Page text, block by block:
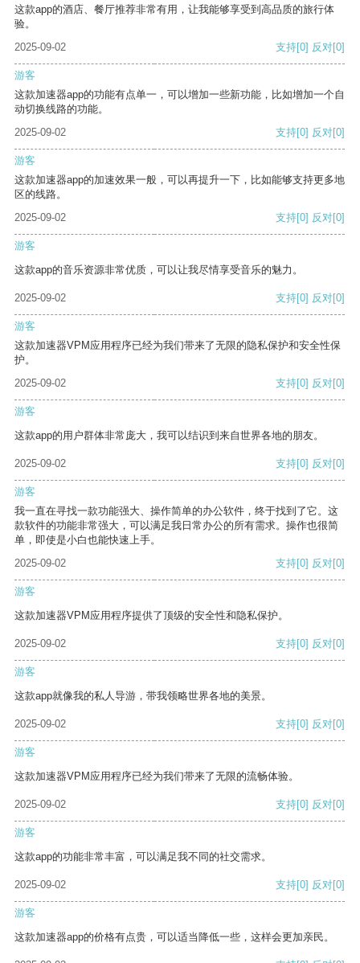
这款app的酒店、餐厅推荐非常有用，让我能够享受到高品质的旅行体
验。
2025-09-02
支持[0] 反对[0]
游客
这款加速器app的功能有点单一，可以增加一些新功能，比如增加一个自
动切换线路的功能。
2025-09-02
支持[0] 反对[0]
游客
这款加速器app的加速效果一般，可以再提升一下，比如能够支持更多地
区的线路。
2025-09-02
支持[0] 反对[0]
游客
这款app的音乐资源非常优质，可以让我尽情享受音乐的魅力。
2025-09-02 支持[0] 反对[0]
游客
这款加速器VPM应用程序已经为我们带来了无限的隐私保护和安全性保
护。
2025-09-02
支持[0] 反对[0]
游客
这款app的用户群体非常庞大，我可以结识到来自世界各地的朋友。
2025-09-02 支持[0] 反对[0]
游客
我一直在寻找一款功能强大、操作简单的办公软件，终于找到了它。这
款软件的功能非常强大，可以满足我日常办公的所有需求。操作也很简
单，即使是小白也能快速上手。
2025-09-02
支持[0] 反对[0]
游客
这款加速器VPM应用程序提供了顶级的安全性和隐私保护。
2025-09-02 支持[0] 反对[0]
游客
这款app就像我的私人导游，带我领略世界各地的美景。
2025-09-02 支持[0] 反对[0]
游客
这款加速器VPM应用程序已经为我们带来了无限的流畅体验。
2025-09-02 支持[0] 反对[0]
游客
这款app的功能非常丰富，可以满足我不同的社交需求。
2025-09-02 支持[0] 反对[0]
游客
这款加速器app的价格有点贵，可以适当降低一些，这样会更加亲民。